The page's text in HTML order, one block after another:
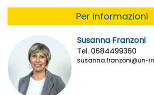
Per informazioni
Susanna Franzoni
Tel. 0684499360
susanna.franzoni@un-